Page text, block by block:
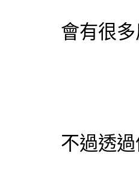
會有很
不過透